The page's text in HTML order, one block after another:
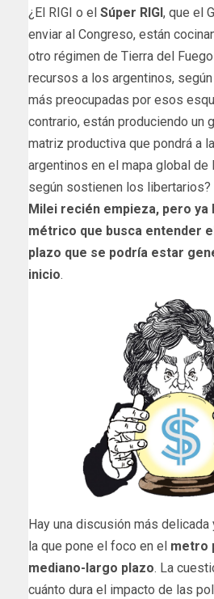
¿El RIGI o el Súper RIGI, que el
enviar al Congreso, están
otro régimen de Tierra del
recursos a los argentinos,
más preocupadas por esos
contrario, están produciendo un
matriz productiva que pondrá a
argentinos en el mapa global de
según sostienen los libertarios?
Milei recién empieza, pero ya
métrico que busca entender
plazo que se podría estar
inicio.
Hay una discusión más delicada
la que pone el foco en el metro
mediano-largo plazo. La
cuánto dura el impacto de las